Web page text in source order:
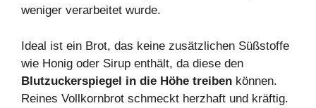
weniger verarbeitet wurde.
Ideal ist ein Brot, das keine zusätzlichen Süßstoffe
wie Honig oder Sirup enthält, da diese den
Blutzuckerspiegel in die Höhe treiben können.
Reines Vollkornbrot schmeckt herzhaft und kräftig.